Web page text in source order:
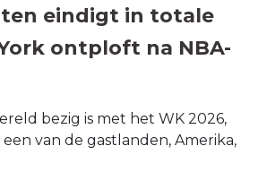
eindigt in totale
ontploft na NBA-
bezig is met het WK 2026,
van de gastlanden, Amerika,